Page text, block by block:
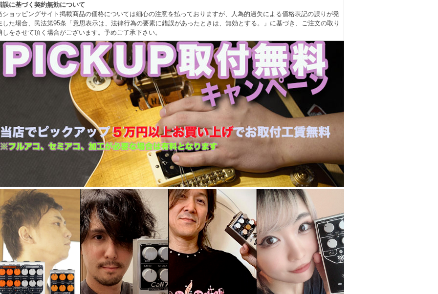
誤に基づく契約無効について
ショッピングサイト掲載商品の価格については細心の注意を払っておりますが、人為的過失による価格表記の誤りが発
した場合、民法第95条「意思表示は、法律行為の要素に錯誤があったときは、無効とする。」に基づき、ご注文の取り
しをさせて頂く場合がございます。予めご了承下さい。